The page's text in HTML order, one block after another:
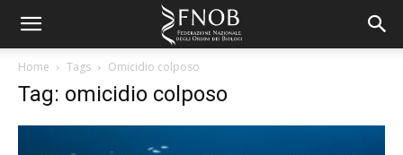
Home Tags Omicidio colposo
Tag: omicidio colposo